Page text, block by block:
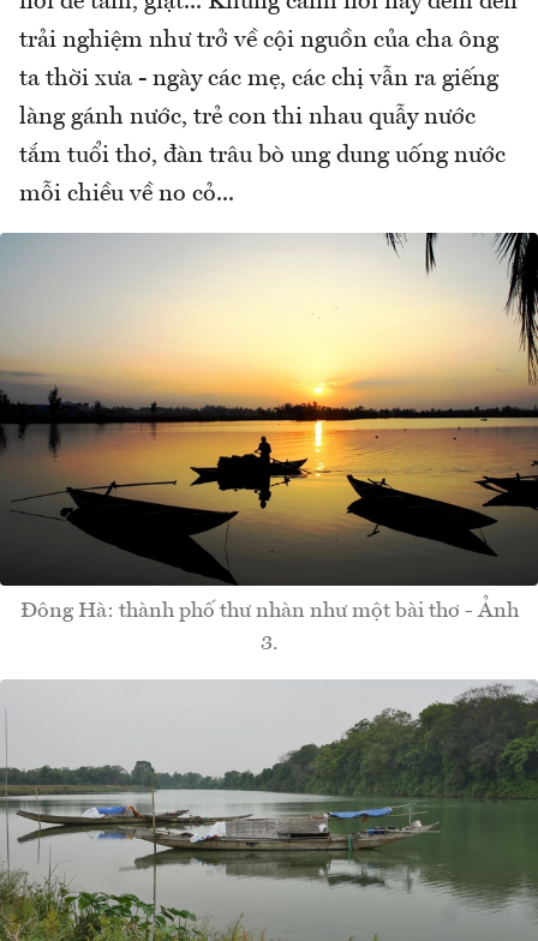
trải nghiệm như trở về cội nguồn của cha ông
ta thời xưa - ngày các mẹ, các chị vẫn ra giếng
làng gánh nước, trẻ con thi nhau quẫy nước
tắm tuổi thơ, đàn trâu bò ung dung uống nước
mỗi chiều về no cỏ...
Đông Hà: thành phố thư nhàn như một bài thơ - Ảnh
3.